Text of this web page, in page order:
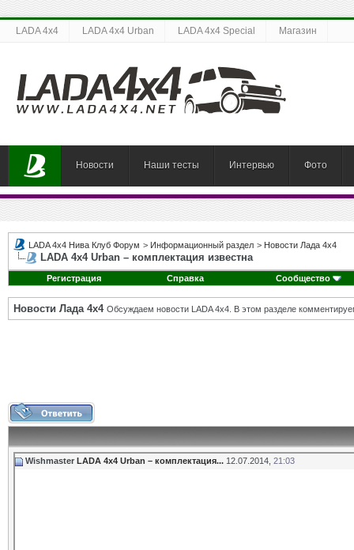
LADA 4x4 LADA 4x4 Urban LADA 4x4 Special Магазин
Новости Наши тесты Интервью Фото
LADA 4x4 Нива Клуб Форум > Информационный раздел > Новости Лада 4х4
LADA 4x4 Urban – комплектация известна
Регистрация Справка Сообщество
Новости Лада 4х4 Обсуждаем новости LADA 4x4. В этом разделе
Wishmaster LADA 4x4 Urban – комплектация... 12.07.2014, 21:03